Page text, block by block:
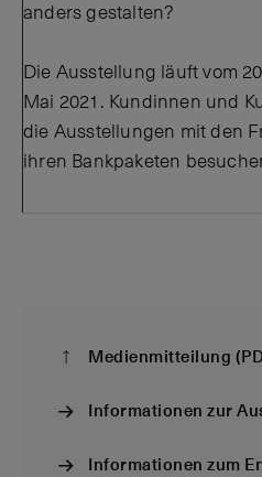
anders gestalten?
Die Ausstellung läuft vom
Mai 2021. Kundinnen und
die Ausstellungen mit den
ihren Bankpaketen
Medienmitteilung
Informationen zur
Informationen zum